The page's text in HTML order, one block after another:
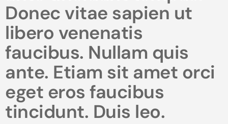
Donec vitae sapien ut
libero venenatis
faucibus. Nullam quis
ante. Etiam sit amet orci
eget eros faucibus
tincidunt. Duis leo.